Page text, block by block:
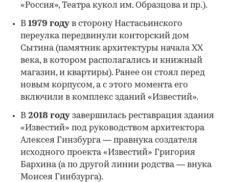
«Россия», Театра кукол им. Образцова и пр.).
В 1979 году в сторону Настасьинского
переулка передвинули конторский дом
Сытина (памятник архитектуры начала XX
века, в котором располагались и книжный
магазин, и квартиры). Ранее он стоял перед
новым корпусом, а с этого момента его
включили в комплекс зданий «Известий».
В 2018 году завершилась реставрация здания
«Известий» под руководством архитектора
Алексея Гинзбурга — правнука создателя
исходного проекта «Известий» Григория
Бархина (а по другой линии родства — внука
Моисея Гинбзурга).